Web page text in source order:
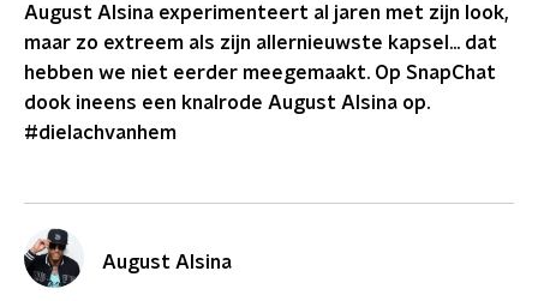
August Alsina experimenteert al jaren met zijn look,
maar zo extreem als zijn allernieuwste kapsel... dat
hebben we niet eerder meegemaakt. Op SnapChat
dook ineens een knalrode August Alsina op.
#dielachvanhem
August Alsina